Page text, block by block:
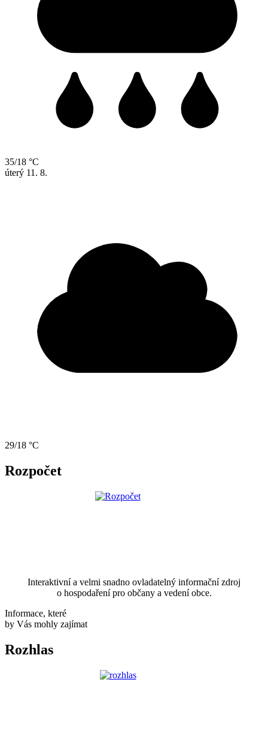
35/18 °C
úterý 11. 8.
29/18 °C
Rozpočet
Interaktivní a velmi snadno ovladatelný informační zdroj
o hospodaření pro občany a vedení obce.
Informace, které
by Vás mohly zajímat
Rozhlas